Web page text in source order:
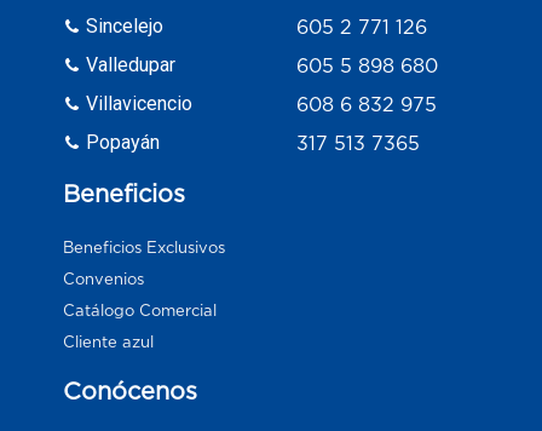
Sincelejo
Valledupar
Villavicencio
Popayán
605 2 771 126
605 5 898 680
608 6 832 975
317 513 7365
Beneficios
Beneficios Exclusivos
Convenios
Catálogo Comercial
Cliente azul
Conócenos